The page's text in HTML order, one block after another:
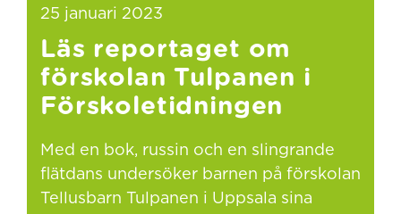
25 januari 2023
Läs reportaget om
förskolan Tulpanen i
Förskoletidningen
Med en bok, russin och en slingrande
flätdans undersöker barnen på förskolan
Tellusbarn Tulpanen i Uppsala sina